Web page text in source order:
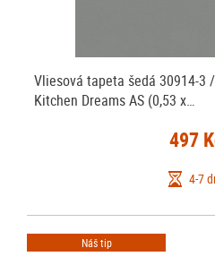
Vliesová tapeta šedá 30914-3
Kitchen Dreams AS (0,53 x…
497
4-7
Náš tip